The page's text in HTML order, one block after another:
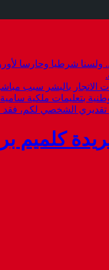
شرطيا وحارسا
الاتجار بالبشر سبب
وطنية بتعليمات ملكية
تقديري الشخصي لكم،
كلميم